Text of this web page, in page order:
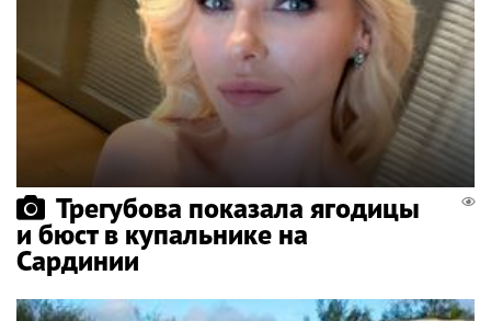
Трегубова показала ягодицы
и бюст в купальнике на
Сардинии